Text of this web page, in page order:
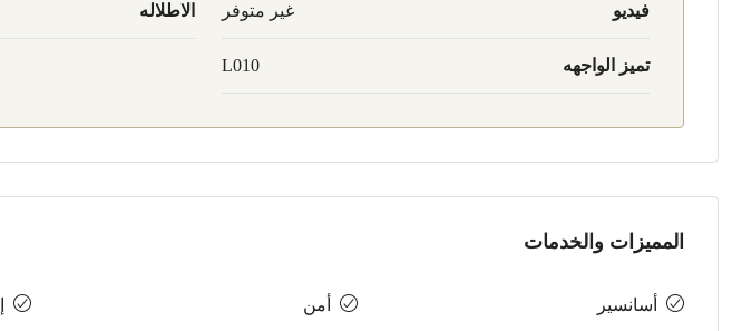
فيديو غير متوفر الاطلاله
تميز الواجهه L010
المميزات والخدمات
أسانسير أمن